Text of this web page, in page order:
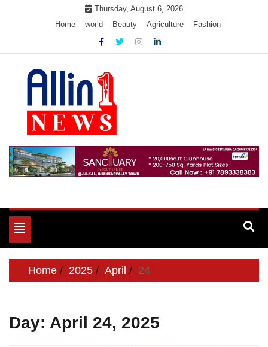
Thursday, August 6, 2026
Home
world Beauty Agriculture Fashion
Allin1news
Toggle
navigation
Home 2025 April 24
Day: April 24, 2025